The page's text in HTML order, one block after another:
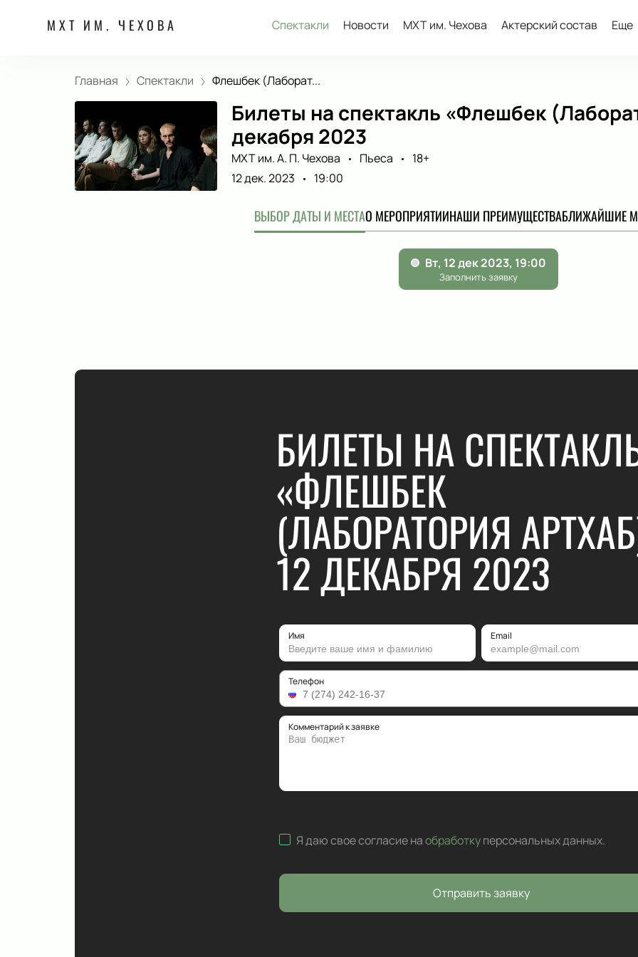
МХТ ИМ. ЧЕХОВА Спектакли Новости МХТ им. Чехова Актерский состав Еще
Главная Спектакли Флешбек (Лаборат...
Билеты на спектакль «Флешбек
декабря 2023
МХТ им. А. П. Чехова Пьеса
18+
12 дек. 2023
19:00
ВЫБОР ДАТЫ И МЕСТАО МЕРОПРИЯТИИНАШИ ПРЕИМУЩЕСТВАБЛИЖАЙШИЕ
БИЛЕТЫ НА
«ФЛЕШБЕК
(ЛАБОРАТОРИЯ
12 ДЕКАБРЯ 2023
Имя Email
Телефон
Комментарий к заявке
Я даю свое согласие наобработку персональных данных.
Отправить заявку